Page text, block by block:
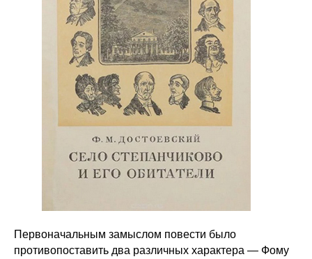
Первоначальным замыслом повести было
противопоставить два различных характера — Фому